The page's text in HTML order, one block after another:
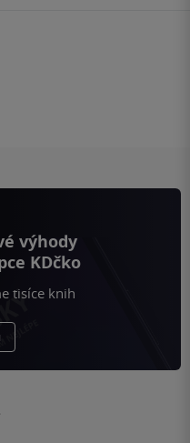
výhody
KDčko
tisíce knih